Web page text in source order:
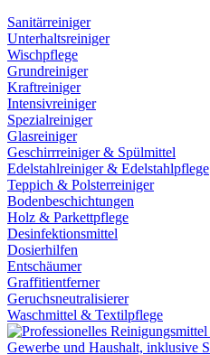
Sanitärreiniger
Unterhaltsreiniger
Wischpflege
Grundreiniger
Kraftreiniger
Intensivreiniger
Spezialreiniger
Glasreiniger
Geschirrreiniger & Spülmittel
Edelstahlreiniger & Edelstahlpflege
Teppich & Polsterreiniger
Bodenbeschichtungen
Holz & Parkettpflege
Desinfektionsmittel
Dosierhilfen
Entschäumer
Graffitientferner
Geruchsneutralisierer
Waschmittel & Textilpflege